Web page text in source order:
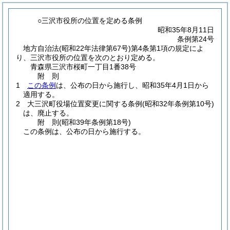
○三沢市役所の位置を定める条例
昭和35年8月11日
条例第24号
地方自治法(昭和22年法律第67号)第4条第1項の規定によ
り、三沢市役所の位置を次のとおり定める。
青森県三沢市桜町一丁目1番38号
附 則
1
この条例 は、公布の日から施行し、昭和35年4月1日から
適用する。
2
大三沢町役場位置変更に関する条例(昭和32年条例第10号)
は、廃止する。
附 則(昭和39年条例第18号)
この条例は、公布の日から施行する。